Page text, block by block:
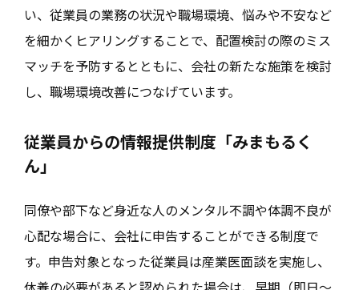
い、従業員の業務の状況や職場環境、悩みや不安など
を細かくヒアリングすることで、配置検討の際のミス
マッチを予防するとともに、会社の新たな施策を検討
し、職場環境改善につなげています。
従業員からの情報提供制度「みまもるく
ん」
同僚や部下など身近な人のメンタル不調や体調不良が
心配な場合に、会社に申告することができる制度で
す。申告対象となった従業員は産業医面談を実施し、